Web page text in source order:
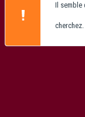
Il semble
cherchez.